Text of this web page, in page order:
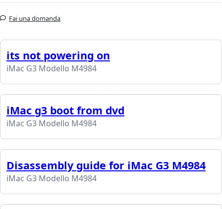
Fai una domanda
its not powering on
iMac G3 Modello M4984
iMac g3 boot from dvd
iMac G3 Modello M4984
Disassembly guide for iMac G3 M4984
iMac G3 Modello M4984